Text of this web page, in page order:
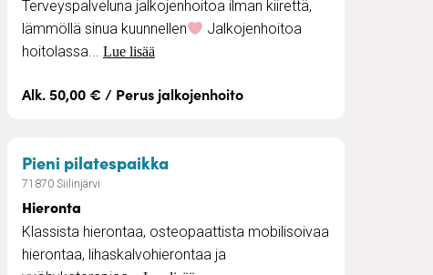
Terveyspalveluna jalkojenhoitoa ilman kiirettä,
lämmöllä sinua kuunnellen
Jalkojenhoitoa
hoitolassa... Lue lisää
Alk. 50,00 € / Perus jalkojenhoito
ja leivonnaiset
Pieni pilatespaikka– Hieronta
71870 Siilinjärvi
Hieronta
Klassista hierontaa, osteopaattista mobilisoivaa
hierontaa, lihaskalvohierontaa ja